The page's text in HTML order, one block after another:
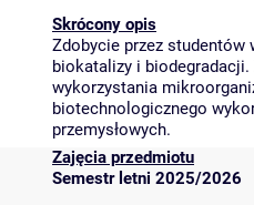
Skrócony opis
Zdobycie przez studentów
biokatalizy i
wykorzystania
biotechnologicznego
przemysłowych.
Zajęcia przedmiotu
Semestr letni 2025/2026